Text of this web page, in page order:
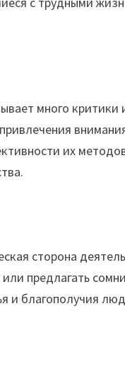
много
их
сторона
предлагать
и благополучия